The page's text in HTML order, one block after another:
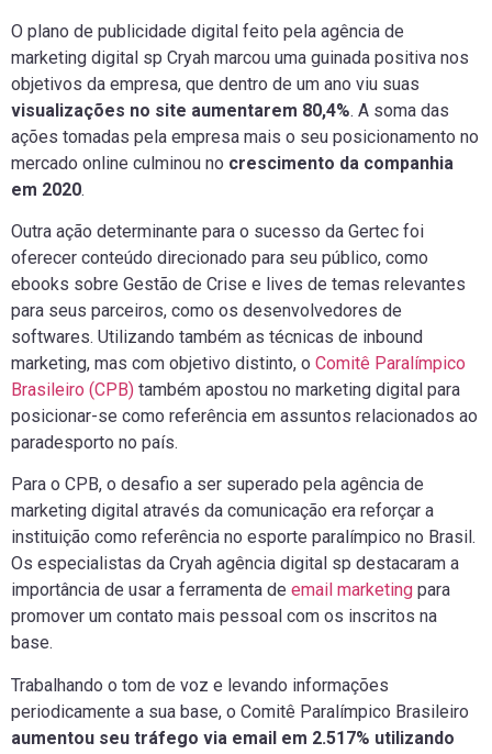
O plano de publicidade digital feito pela agência de
marketing digital sp Cryah marcou uma guinada positiva nos
objetivos da empresa, que dentro de um ano viu suas
visualizações no site aumentarem 80,4%. A soma das
ações tomadas pela empresa mais o seu posicionamento no
mercado online culminou no crescimento da companhia
em 2020.
Outra ação determinante para o sucesso da Gertec foi
oferecer conteúdo direcionado para seu público, como
ebooks sobre Gestão de Crise e lives de temas relevantes
para seus parceiros, como os desenvolvedores de
softwares. Utilizando também as técnicas de inbound
marketing, mas com objetivo distinto, o Comitê Paralímpico
Brasileiro (CPB) também apostou no marketing digital para
posicionar-se como referência em assuntos relacionados ao
paradesporto no país.
Para o CPB, o desafio a ser superado pela agência de
marketing digital através da comunicação era reforçar a
instituição como referência no esporte paralímpico no Brasil.
Os especialistas da Cryah agência digital sp destacaram a
importância de usar a ferramenta de email marketing para
promover um contato mais pessoal com os inscritos na
base.
Trabalhando o tom de voz e levando informações
periodicamente a sua base, o Comitê Paralímpico Brasileiro
aumentou seu tráfego via email em 2.517% utilizando